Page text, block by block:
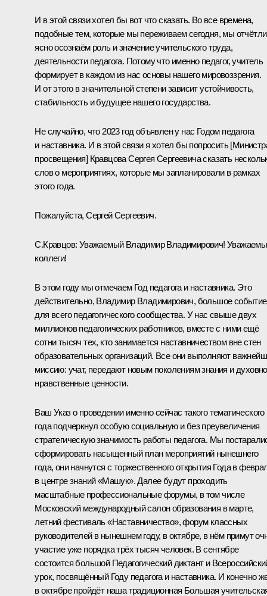
И в этой связи хотел бы вот что сказать. Во все времена,
подобные тем, которые мы переживаем сегодня, мы
ясно осознаём роль и значение учительского труда,
деятельности педагога. Потому что именно педагог, учитель
формирует в каждом из нас основы нашего мировоззрения.
И от этого в значительной степени зависит устойчивость,
стабильность и будущее нашего государства.
Не случайно, что 2023 год объявлен у нас Годом педагога
и наставника. И в этой связи я хотел бы попросить
просвещения] Кравцова Сергея Сергеевича сказать
слов о мероприятиях, которые мы запланировали в рамках
этого года.
Пожалуйста, Сергей Сергеевич.
С.Кравцов: Уважаемый Владимир Владимирович!
коллеги!
В этом году мы отмечаем Год педагога и наставника. Это
действительно, Владимир Владимирович, большое событие
для всего педагогического сообщества. У нас свыше двух
миллионов педагогических работников, вместе с ними ещё
сотни тысяч тех, кто занимается наставничеством вне стен
образовательных организаций. Все они выполняют
миссию: учат, передают новым поколениям знания и
нравственные ценности.
Ваш Указ о проведении именно сейчас такого тематического
года подчеркнул особую социальную и без преувеличения
стратегическую значимость работы педагога. Мы
сформировать насыщенный план мероприятий нынешнего
года, они начнутся с торжественного открытия Года в
в центре знаний «Машук». Далее будут проходить
масштабные профессиональные форумы, в том числе
Московский международный салон образования в марте,
летний фестиваль «Наставничество», форум классных
руководителей в нынешнем году, в октябре, в нём примут
участие уже порядка трёх тысяч человек. В сентябре
состоится большой Педагогический диктант и
урок, посвящённый Году педагога и наставника. И конечно
в октябре пройдёт наша традиционная Большая